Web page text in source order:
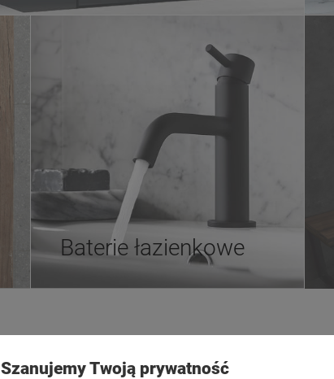
Baterie łazienkowe
Szanujemy Twoją prywatność